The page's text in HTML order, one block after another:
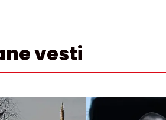
vesti